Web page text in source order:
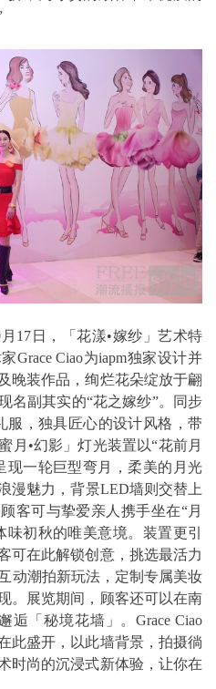
17日，「花漾•嫁纱」艺术特
Grace Ciao为iapm独家设计并
晚装作品，绚烂花朵绽放于翩
名副其实的“花之嫁纱”。同步
服，独具匠心的设计风格，带
月•幻影」灯光装置以“花前月
现一轮巨型弯月，柔美的月光
漫魅力，背景LED墙则交替上
客可与挚爱亲人携手坐在“月
初秋的唯美意境。装置更引
可在此解锁创意，挑选最活力
动潮拍新玩法，定制专属美妆
。展览期间，顾客还可以在南
逅「秘境花墙」。Grace Ciao
此盛开，以此墙背景，拍摄徜
时尚的沉浸式新体验，让你在